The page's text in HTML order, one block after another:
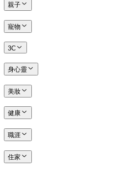
親子
寵物
3C
身心靈
美妝
健康
職涯
住家